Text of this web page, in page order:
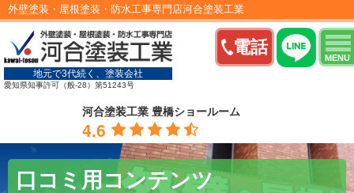
電話
MENU
外壁塗装・屋根塗装・防水工事専門店河合塗装工業
地元で3代続く、塗装会社
愛知県知事許可（般-28）第51243号
河合塗装工業 豊橋ショールーム
4.6
口コミ用コンテンツ